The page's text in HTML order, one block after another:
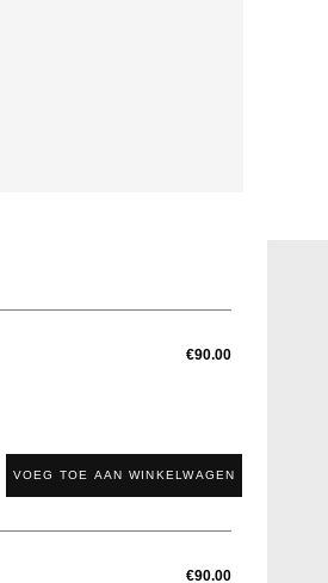
€90.00
VOEG TOE AAN WINKELWAGEN
€90.00